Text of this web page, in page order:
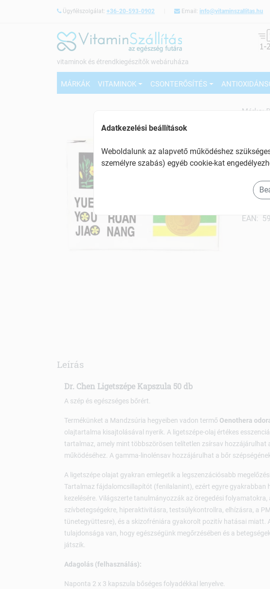
Ügyfélszolgálat: +36-20-593-0902 Email: info@vitaminszallitas.hu
vitaminok és étrendkiegészítők webáruháza
MÁRKÁK VITAMINOK CSONTERŐSÍTÉS
Márka:
A bőr
EAN:
Leírás
Dr. Chen Ligetszépe Kapszula 50 db
A szép és egészséges bőrért.
Termékünket a Mandzsúria hegyeiben vadon termő Oenothera
olajtartalma kisajtolásával nyerik. A ligetszépe-olaj értékes
tartalmaz, amely mint többszörösen telítetlen zsírsav hozzájárulhat
működéséhez. A gamma-linolénsav hozzájárulhat a bőr
A ligetszépe olajat gyakran emlegetik a legszenzációsabb
Tartalmaz fájdalomcsillapítót (fenilalanint), ezért egyre gyakrabban
kezelésére. Világszerte tanulmányozzák az öregedési
szívbetegségekre, hiperaktivitásra, testsúlykontrollra, elhízásra, a
tünetegyüttesre), és a skizofréniára gyakorolt pozitív hatásai miatt.
tulajdonsága van, hogy egészségünk megőrzésében és a
játszik.
Adagolás (felhasználás):
Naponta 2 x 3 kapszula bőséges folyadékkal lenyelve.
Adatkezelési beállítások
Weboldalunk az alapvető működéshez
személyre szabás) egyéb cookie-kat